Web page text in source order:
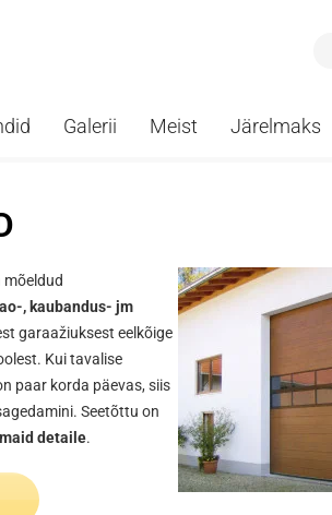
Galerii Meist Järelmaks
, kaubandus- jm
garaažiuksest eelkõige
Kui tavalise
paar korda päevas, siis
Seetõttu on
detaile.